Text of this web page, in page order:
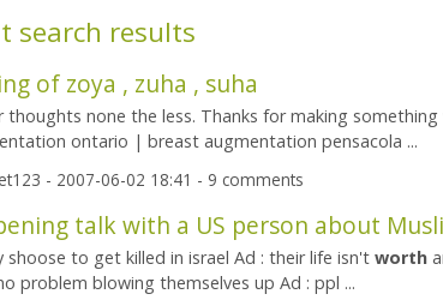
search results
of zoya , zuha , suha
thoughts none the less. Thanks for making something
ontario | breast augmentation pensacola ...
- 2007-06-02 18:41 - 9 comments
talk with a US person about
shoose to get killed in israel Ad : their life isn't worth
problem blowing themselves up Ad : ppl ...